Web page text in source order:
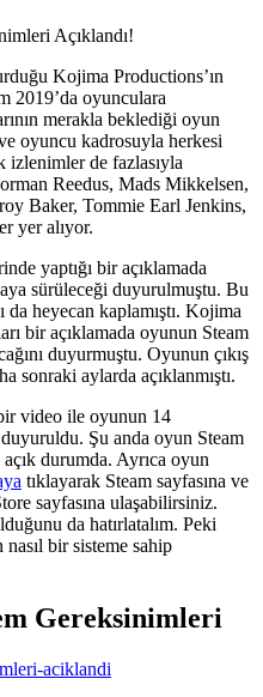
Kojima Productions’ın
2019’da oyunculara
merakla beklediği oyun
oyuncu kadrosuyla herkesi
izlenimler de fazlasıyla
Reedus, Mads Mikkelsen,
Baker, Tommie Earl Jenkins,
yer alıyor.
yaptığı bir açıklamada
sürüleceği duyurulmuştu. Bu
da heyecan kaplamıştı. Kojima
bir açıklamada oyunun Steam
duyurmuştu. Oyunun çıkış
sonraki aylarda açıklanmıştı.
video ile oyunun 14
Şu anda oyun Steam
durumda. Ayrıca oyun
tıklayarak Steam sayfasına ve
sayfasına ulaşabilirsiniz.
da hatırlatalım. Peki
bir sisteme sahip
Gereksinimleri